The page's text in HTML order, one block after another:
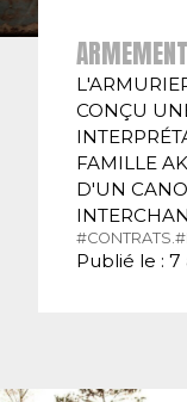
ARMEMENT
CONÇU
FAMILLE
D'UN
#CONTRATS.
Publié le :